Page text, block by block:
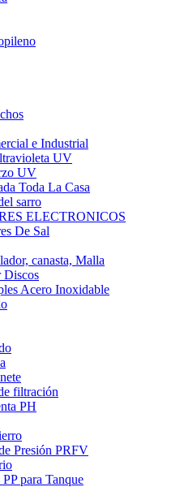
e Industrial
UV
UV
Toda La Casa
sarro
ELECTRONICOS
De Sal
canasta, Malla
Discos
Acero Inoxidable
filtración
PH
Presión PRFV
para Tanque